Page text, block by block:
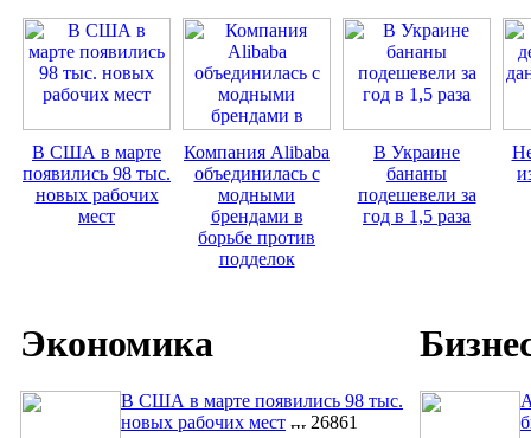
В США в марте
появились 98 тыс.
новых рабочих
мест
Компания Alibaba
объединилась с
модными
брендами в
борьбе против
подделок
В Украине
бананы
подешевели за
год в 1,5 раза
Экономика
В США в марте появились 98 тыс.
новых рабочих мест
26861